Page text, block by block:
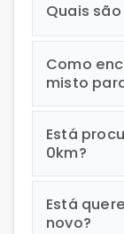
Quais
Como
misto
Está
0km?
Está
novo?